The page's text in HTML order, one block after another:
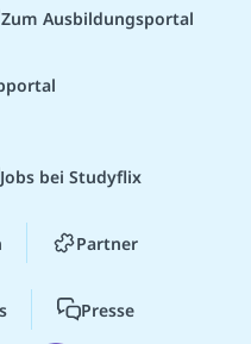
Zum Ausbildungsportal
Jobs bei Studyflix
Partner
Presse